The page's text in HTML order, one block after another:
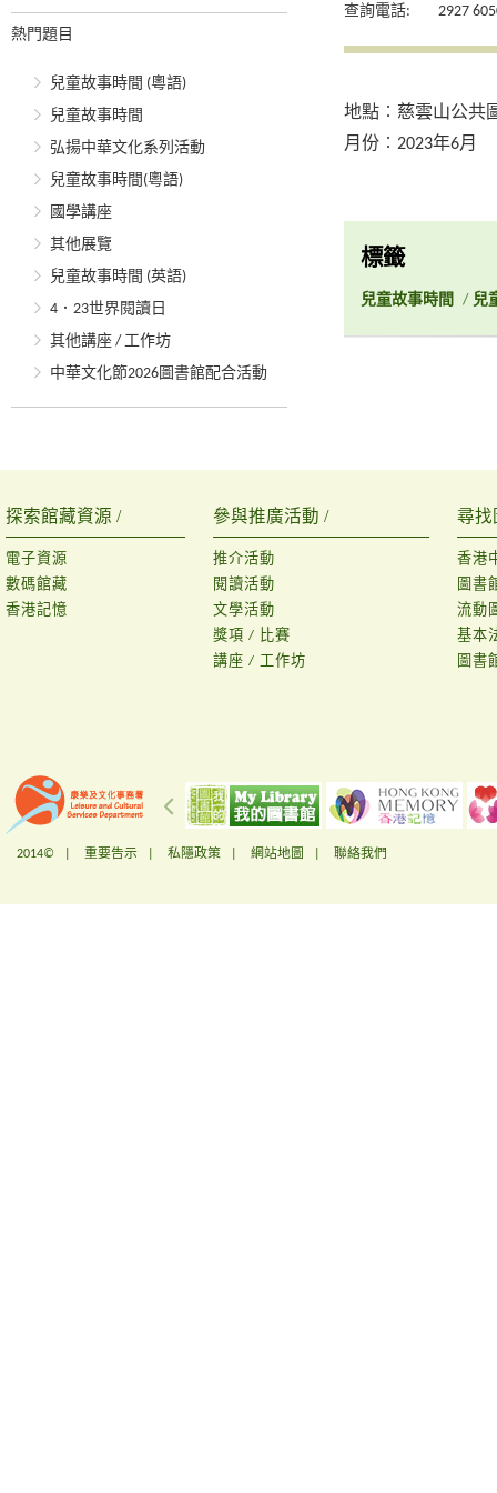
熱門題目
兒童故事時間 (粵語)
兒童故事時間
弘揚中華文化系列活動
兒童故事時間(粵語)
國學講座
其他展覽
兒童故事時間 (英語)
4．23世界閱讀日
其他講座 / 工作坊
中華文化節2026圖書館配合活動
查詢電話:
2927
地點︰慈雲山公共
月份︰2023年6月
標籤
兒童故事時間 / 兒
探索館藏資源 /
電子資源
數碼館藏
香港記憶
參與推廣活動 /
推介活動
閱讀活動
文學活動
獎項 / 比賽
講座 / 工作坊
尋找
香港
圖書
流動
基本
圖書
2014© | 重要告示 私隱政策 網站地圖 聯絡我們